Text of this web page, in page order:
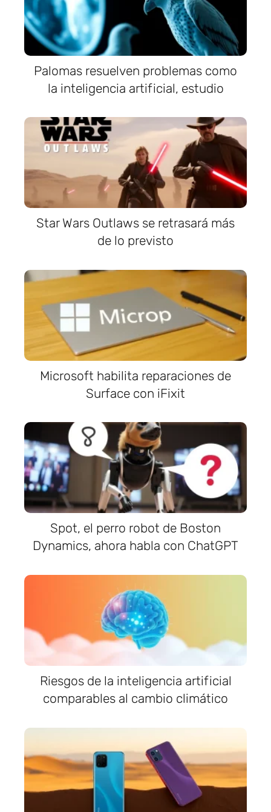
Palomas resuelven problemas como
la inteligencia artificial, estudio
Star Wars Outlaws se retrasará más
de lo previsto
Microsoft habilita reparaciones de
Surface con iFixit
Spot, el perro robot de Boston
Dynamics, ahora habla con ChatGPT
Riesgos de la inteligencia artificial
comparables al cambio climático